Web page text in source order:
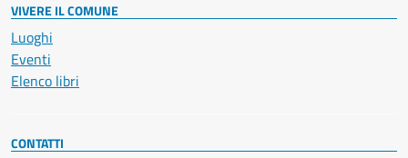
VIVERE IL COMUNE
Luoghi
Eventi
Elenco libri
CONTATTI